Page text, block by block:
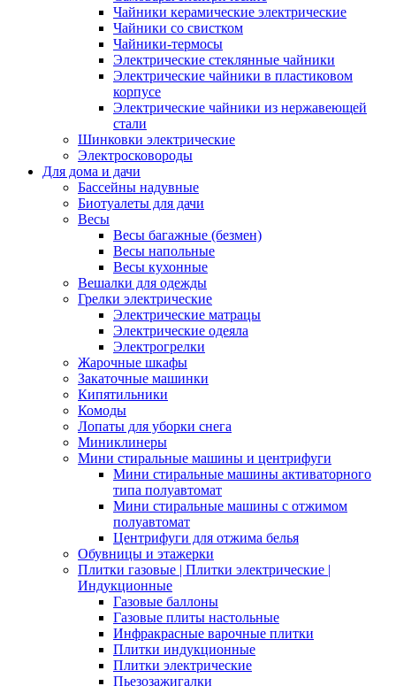
Чайники керамические электрические
Чайники со свистком
Чайники-термосы
Электрические стеклянные чайники
Электрические чайники в пластиковом
корпусе
Электрические чайники из нержавеющей
стали
Шинковки электрические
Электросковороды
Для дома и дачи
Бассейны надувные
Биотуалеты для дачи
Весы
Весы багажные (безмен)
Весы напольные
Весы кухонные
Вешалки для одежды
Грелки электрические
Электрические матрацы
Электрические одеяла
Электрогрелки
Жарочные шкафы
Закаточные машинки
Кипятильники
Комоды
Лопаты для уборки снега
Миниклинеры
Мини стиральные машины и центрифуги
Мини стиральные машины активаторного
типа полуавтомат
Мини стиральные машины с отжимом
полуавтомат
Центрифуги для отжима белья
Обувницы и этажерки
Плитки газовые | Плитки электрические |
Индукционные
Газовые баллоны
Газовые плиты настольные
Инфракрасные варочные плитки
Плитки индукционные
Плитки электрические
Пьезозажигалки